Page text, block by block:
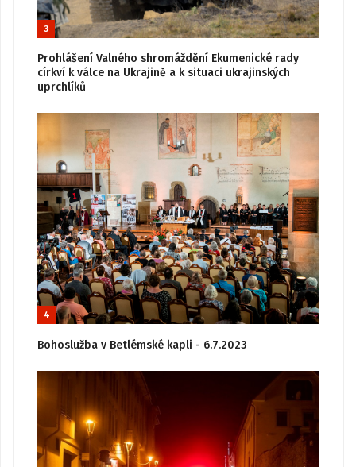
3
Prohlášení Valného shromáždění Ekumenické rady
církví k válce na Ukrajině a k situaci ukrajinských
uprchlíků
4
Bohoslužba v Betlémské kapli - 6.7.2023